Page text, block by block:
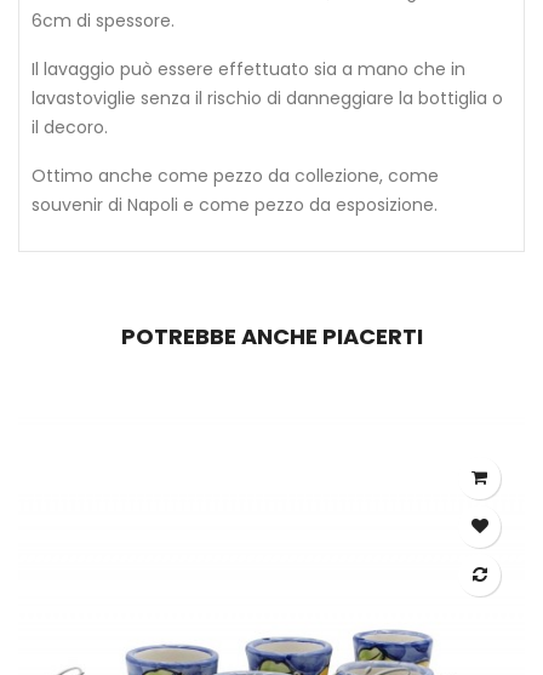
6cm di spessore.
Il lavaggio può essere effettuato sia a mano che in
lavastoviglie senza il rischio di danneggiare la bottiglia o
il decoro.
Ottimo anche come pezzo da collezione, come
souvenir di Napoli e come pezzo da esposizione.
POTREBBE ANCHE PIACERTI